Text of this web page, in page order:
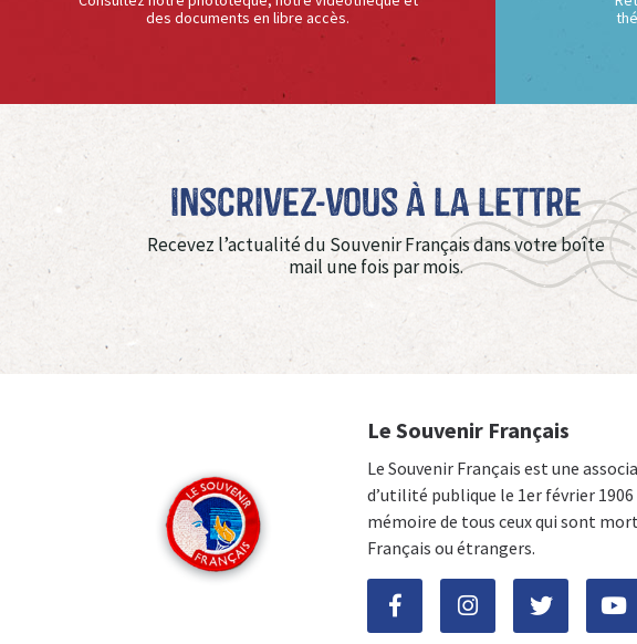
des documents en libre accès.
Inscrivez-vous à La Lettre
Recevez l’actualité du Souvenir Français dans votre boîte
mail une fois par mois.
Le Souvenir Français
Le Souvenir Français est une
d’utilité publique le 1er février
mémoire de tous ceux qui sont
Français ou étrangers.